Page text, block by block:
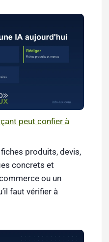
peut confier à
produits, devis,
concrets et
ou un
faut vérifier à